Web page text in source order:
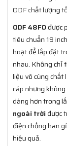
ODF chất lượng
ODF 48FO được
tiêu chuẩn 19
hoạt để lắp đặt
nhau. Không chỉ
liệu vô cùng chất
cáp nhưng
dàng hơn trong
ngoài trời được
điện chống han
hiệu quả.